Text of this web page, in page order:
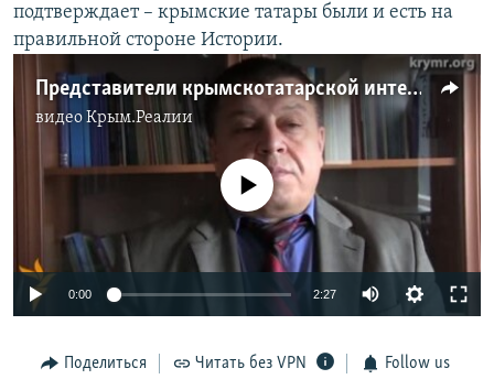
подтверждает – крымские татары были и есть на
правильной стороне Истории.
Представители крымскотатарской интеллигенции о премии Мустафы Джемилева
видеоКрым.Реалии
No media source currently available
0:00 2:27
Поделиться Читать без VPN Follow us